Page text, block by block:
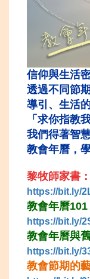
信仰與生活
透過不同節
導引、 生活
「求你指教
我們得著智
教會年曆，
黎牧師家書
https://bit.ly/2
教會年曆101
https://bit.ly/
教會年曆與
https://bit.ly/
教會節期的